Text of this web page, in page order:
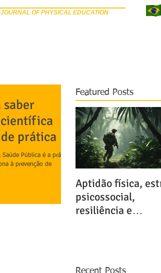
JOURNAL OF PHYSICAL EDUCATION
saber
prática de
Pública é a prática
à prevenção de
Featured Posts
Aptidão física,
psicossocial,
resiliência e
Recent Posts